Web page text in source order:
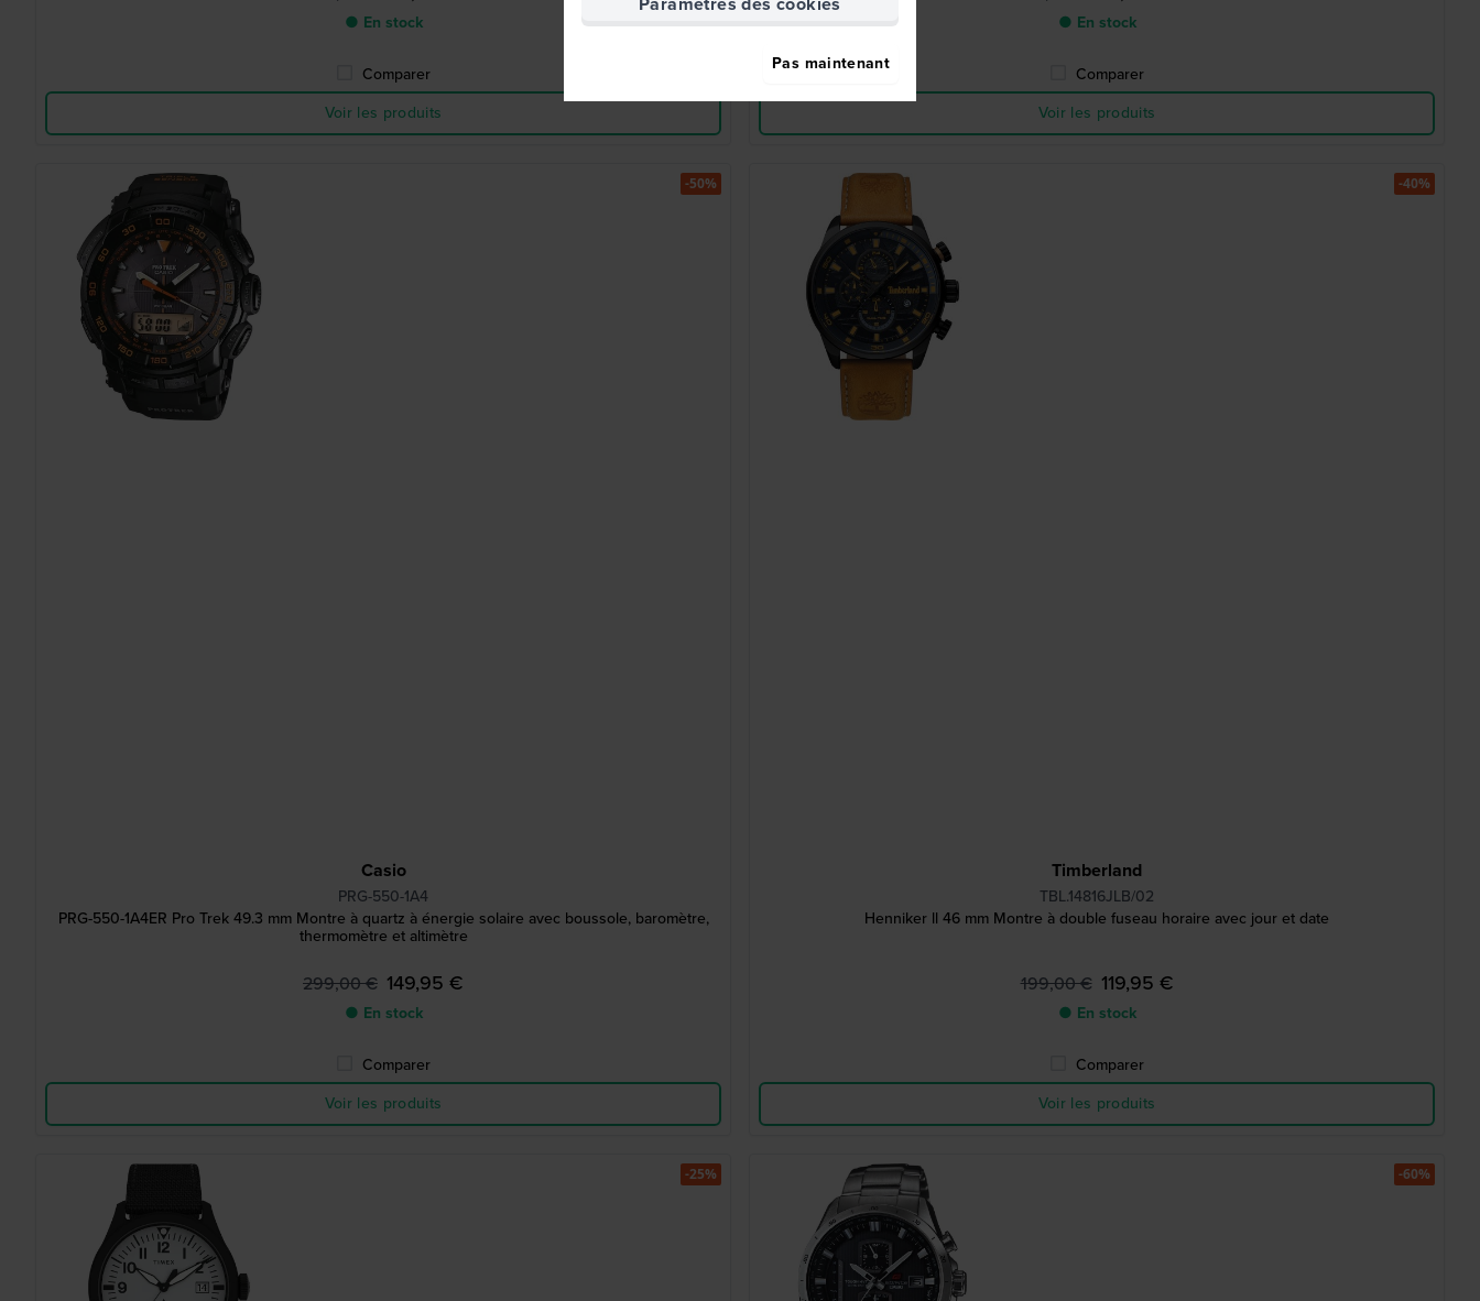
● En stock
Comparer
Voir les produits
● En stock
Comparer
Voir les produits
Casio
PRG-550-1A4
PRG-550-1A4ER Pro Trek 49.3 mm Montre à quartz à énergie solaire avec boussole, baromètre,
thermomètre et altimètre
299,00 € 149,95 €
● En stock
Comparer
Voir les produits
-50%
Timberland
TBL.14816JLB/02
Henniker ll 46 mm Montre à double fuseau horaire avec jour et date
199,00 € 119,95 €
● En stock
Comparer
Voir les produits
-40%
-25% -60%
Pas maintenant